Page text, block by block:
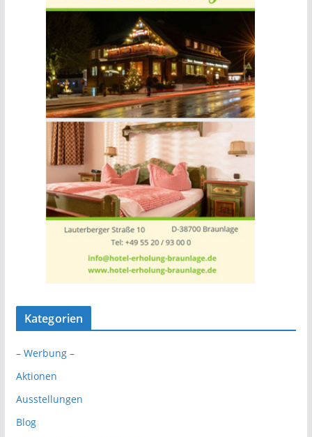
Kategorien
– Werbung –
Aktionen
Ausstellungen
Blog